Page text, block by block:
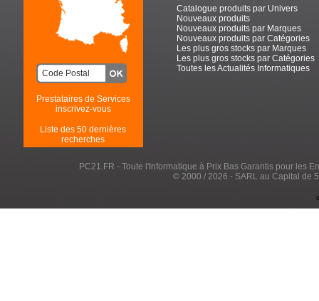
Prestataires de Services
inscrivez-vous
Liste des 50 dernières
recherches
Catalogue produits par Univers
Nouveaux produits
Nouveaux produits par Marques
Nouveaux produits par Catégories
Les plus gros stocks par Marques
Les plus gros stocks par Catégories
Toutes les Actualités Informatiques
PC21.FR - Toute l'Informatique à Prix Bas Garantis pour les
© 2000 / 2026 - SARL au Capital de